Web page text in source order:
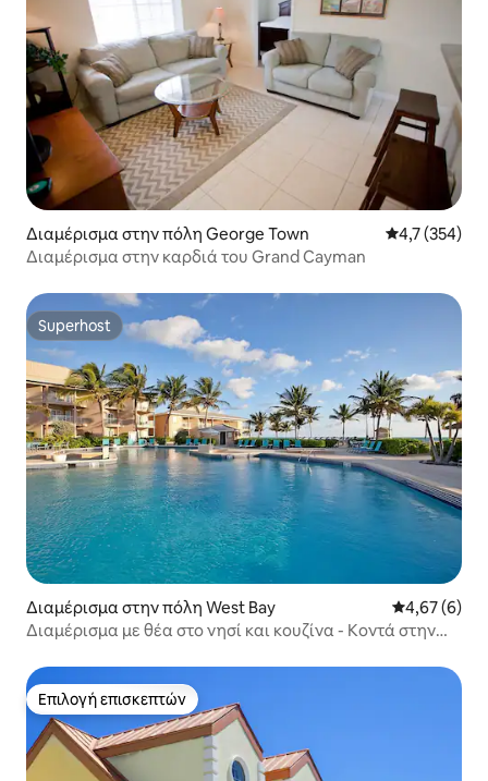
Διαμέρισμα στην πόλη George Town Μέση
4,7 (354)
Διαμέρισμα στην καρδιά του Grand Cayman
Superhost
Superhost
Διαμέρισμα στην πόλη West Bay Μέση
4,67 (6)
Διαμέρισμα με θέα στο νησί και κουζίνα - Κοντά στην
Επιλογή επισκεπτών
Επιλογή επισκεπτών